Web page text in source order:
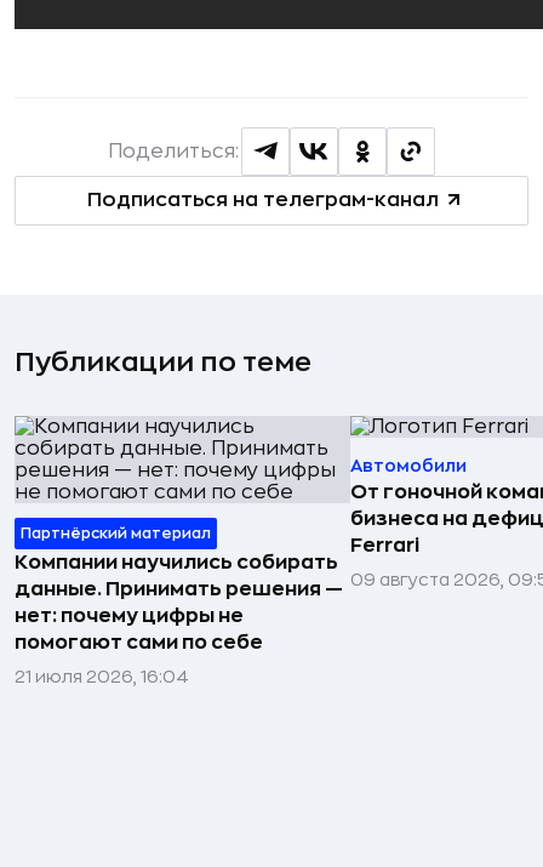
Подписаться на телеграм-канал
Поделиться:
Публикации по теме
Партнёрский материал
Компании научились собирать
данные. Принимать решения —
нет: почему цифры не
помогают сами по себе
21 июля 2026, 16:04
Автомобили
От гоночной
бизнеса на
Ferrari
09 августа 2026,